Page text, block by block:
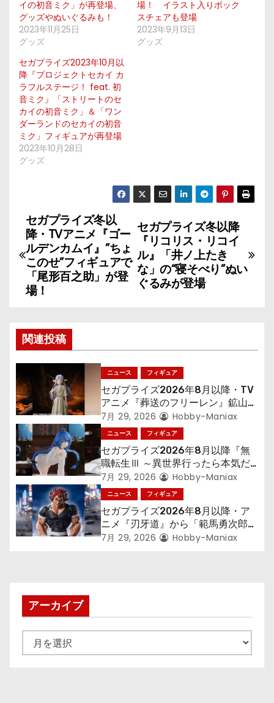
イの初音ミク」が再登場、
グッズやぬいぐるみも！
2023年11月25日
グッズ
場！ イラスト入りボック
スチェアも登場
2023年9月13日
グッズ
セガプライズ2023年10月以
降『プロジェクトセカイ カ
ラフルステージ！ feat. 初
音ミク』「ストリートのセ
カイの初音ミク」＆「ワン
ダーランドのセカイの初音
ミク」フィギュアが再登場
2023年10月28日
グッズ
投
稿
ナ
ビ
ゲ
ー
シ
ョ
ン
セガプライズ冬以降
『リコリス・リコイ
ル』「井ノ上たき
な」の“寝そべり”ぬい
ぐるみが登場
セガプライズ冬以
降・TVアニメ『ゴー
ルデンカムイ』”ちょ
このせ”フィギュアで
「尾形百之助」が登
場！
関連投稿
ニュース フィギュア
セガプライズ2026年8月以降・TV
アニメ『葬送のフリーレン』鉱山で
300年働くことになっっちゃった
「フリーレン」を立体化！
7月 29, 2026 Hobby-Maniax
ニュース フィギュア
セガプライズ2026年8月以降『無
職転生Ⅲ ～異世界行ったら本気だ
す～』から「ロキシー」のフィギュ
アが登場！
7月 29, 2026 Hobby-Maniax
ニュース フィギュア
セガプライズ2026年8月以降・ア
ニメ『刃牙道』から「範馬勇次郎」
が登場ッッ!!
7月 29, 2026 Hobby-Maniax
アーカイブ
ー